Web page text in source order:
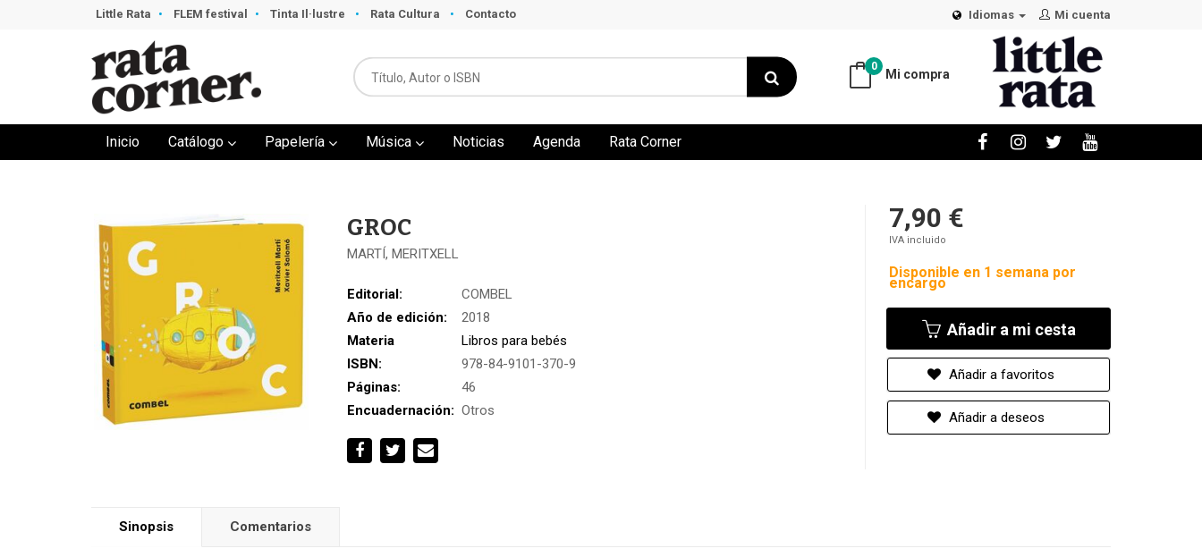
Mi cuenta
Idiomas
Little Rata FLEM festival Tinta Il·lustre Rata Cultura Contacto
Mi compra
0
Inicio Catálogo Papelería Música Noticias Agenda Rata Corner
GROC
MARTÍ, MERITXELL
Editorial:
COMBEL
Año de edición:
2018
Materia
Libros para bebés
ISBN:
978-84-9101-370-9
Páginas:
46
Encuadernación: Otros
7,90 €
IVA incluido
Disponible en 1 semana por
encargo
Añadir a mi cesta
Añadir a favoritos
Añadir a deseos
Sinopsis Comentarios